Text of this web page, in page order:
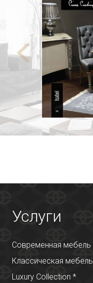
Услуги
Современная мебель
Классическая мебель
Luxury Collection *